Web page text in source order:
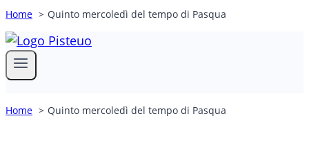
Home Quinto mercoledì del tempo di Pasqua
Home Quinto mercoledì del tempo di Pasqua